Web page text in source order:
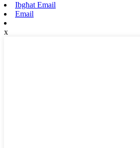
Ibgħat Email
Email
x